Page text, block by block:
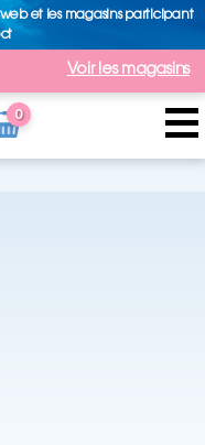
et les magasins participant
Voir les magasins
0
Arti
cle